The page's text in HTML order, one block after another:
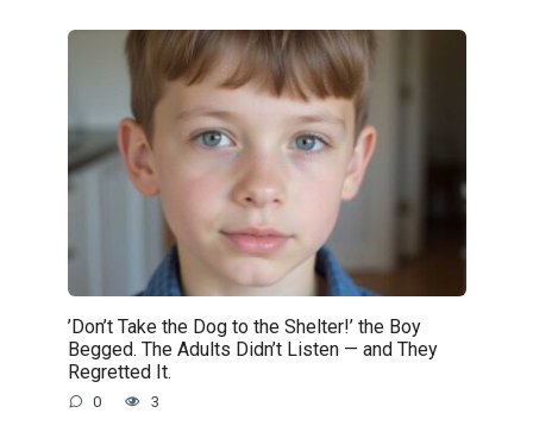
’Don’t Take the Dog to the Shelter!’ the Boy
Begged. The Adults Didn’t Listen — and They
Regretted It.
0 3